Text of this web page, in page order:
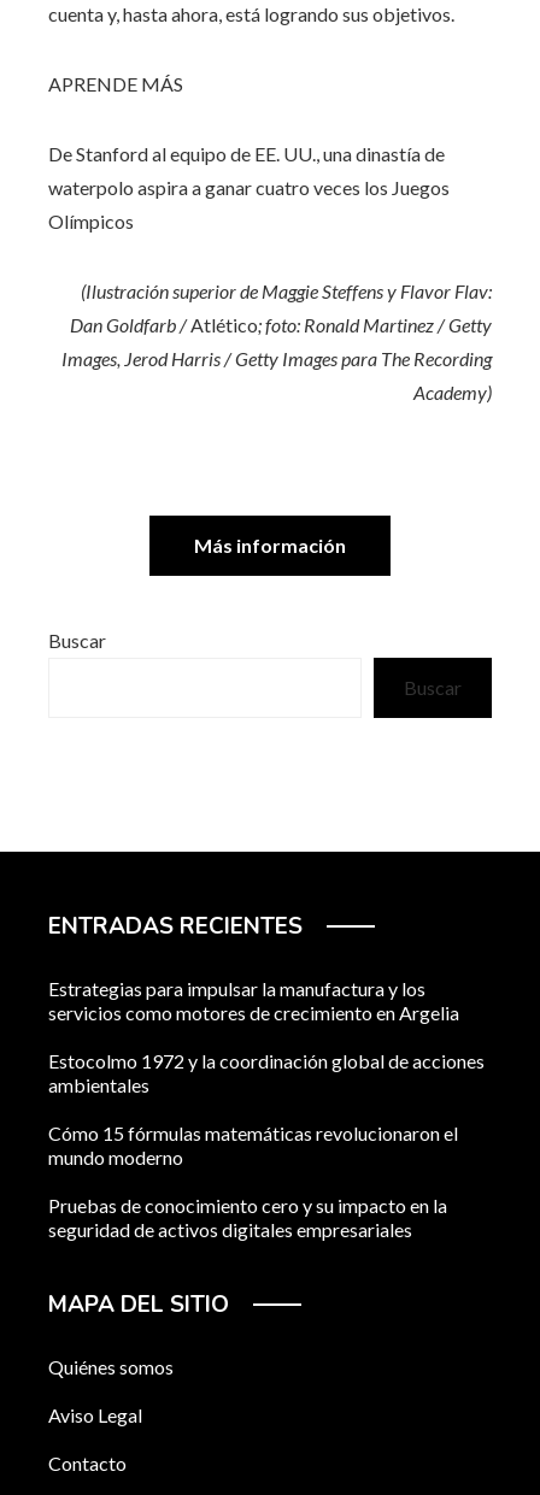
cuenta y, hasta ahora, está logrando sus objetivos.
APRENDE MÁS
De Stanford al equipo de EE. UU., una dinastía de
waterpolo aspira a ganar cuatro veces los Juegos
Olímpicos
(Ilustración superior de Maggie Steffens y Flavor Flav:
Dan Goldfarb /Atlético; foto: Ronald Martinez / Getty
Images, Jerod Harris / Getty Images para The Recording
Academy)
Más información
Buscar
Buscar
ENTRADAS RECIENTES
Estrategias para impulsar la manufactura y los
servicios como motores de crecimiento en Argelia
Estocolmo 1972 y la coordinación global de acciones
ambientales
Cómo 15 fórmulas matemáticas revolucionaron el
mundo moderno
Pruebas de conocimiento cero y su impacto en la
seguridad de activos digitales empresariales
MAPA DEL SITIO
Quiénes somos
Aviso Legal
Contacto